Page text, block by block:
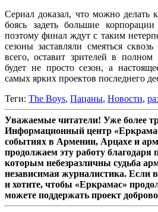
Сериал доказал, что можно делать
боясь задеть большие
поэтому финал ждут с таким
сезоны заставляли смеяться
всего, оставит зрителей в
будет не просто сезон, а
самых ярких проектов последнего
Теги: The Boys, Пацаны, Новости,
Уважаемые читатели! Уже более
Информационный центр
событиях в Армении, Арцахе и
продолжаем эту работу благодаря
которым небезразличны судьба
независимая журналистика. Если
и хотите, чтобы «Еркрамас»
можете поддержать проект